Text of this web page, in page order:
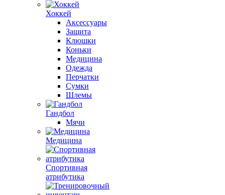
Хоккей
Аксессуары
Защита
Клюшки
Коньки
Медицина
Одежда
Перчатки
Сумки
Шлемы
Гандбол
Мячи
Медицина
Спортивная
атрибутика